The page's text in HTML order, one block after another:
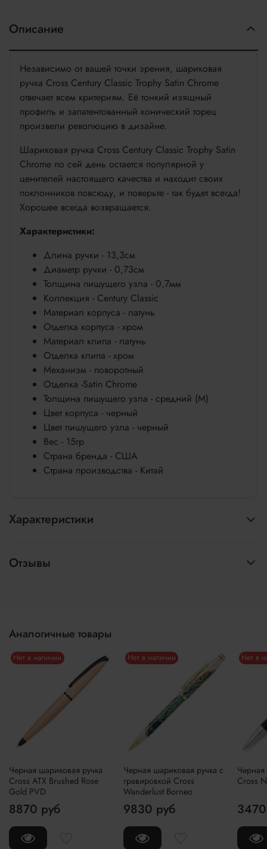
Описание
Независимо от вашей точки зрения, шариковая
ручка Cross Century Classic Trophy Satin Chrome
отвечает всем критериям. Её тонкий изящный
профиль и запатентованный конический торец
произвели революцию в дизайне.
Шариковая ручка Cross Century Classic Trophy Satin
Chrome по сей день остается популярной у
ценителей настоящего качества и находит своих
поклонников повсюду, и поверьте - так будет всегда!
Хорошее всегда возвращается.
Характеристики:
Длина ручки - 13,3см
Диаметр ручки - 0,73см
Толщина пишущего узла - 0,7мм
Коллекция - Century Classic
Материал корпуса - латунь
Отделка корпуса - хром
Материал клипа - латунь
Отделка клипа - хром
Механизм - поворотный
Отделка -Satin Chrome
Толщина пишущего узла - средний (М)
Цвет корпуса - черный
Цвет пишущего узла - черный
Вес - 15гр
Страна бренда - США
Страна производства - Китай
Характеристики
Отзывы
Аналогичные товары
Нет в наличии
Черная шариковая ручка
Cross ATX Brushed Rose
Gold PVD
8870 руб
Нет в наличии
Черная шариковая ручка с
гравировкой Cross
Wanderlust Borneo
9830 руб
Нет в
Черная
Cross